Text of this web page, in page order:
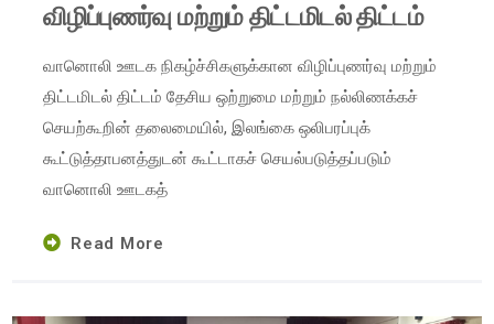
விழிப்புணர்வு மற்றும் திட்டமிடல் திட்டம்
வானொலி ஊடக நிகழ்ச்சிகளுக்கான விழிப்புணர்வு மற்றும்
திட்டமிடல் திட்டம் தேசிய ஒற்றுமை மற்றும் நல்லிணக்கச்
செயற்கூறின் தலைமையில், இலங்கை ஒலிபரப்புக்
கூட்டுத்தாபனத்துடன் கூட்டாகச் செயல்படுத்தப்படும்
வானொலி ஊடகத்
Read More